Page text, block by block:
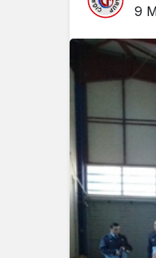
9
Kocaeli
Tadilatta Yangın